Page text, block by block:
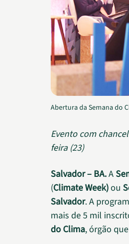
Abertura da Semana do
Evento com
feira (23)
Salvador – BA.A
(Climate Week)ou
Salvador. A
mais de 5 mil
do Clima, órgão